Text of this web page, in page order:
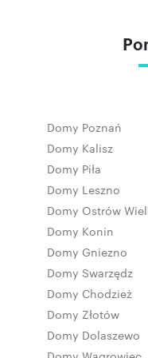
Domy Poznań
Domy Kalisz
Domy Piła
Domy Leszno
Domy Ostrów
Domy Konin
Domy Gniezno
Domy Swarzędz
Domy Chodzież
Domy Złotów
Domy Dolaszewo